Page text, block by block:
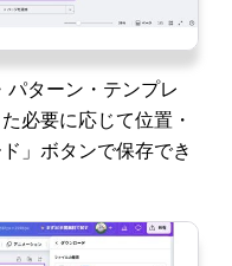
ターン・テンプレ
必要に応じて位置・
」ボタンで保存でき